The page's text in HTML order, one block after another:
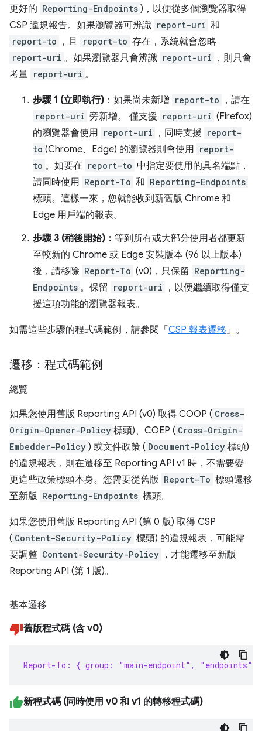
更好的 Reporting-Endpoints )，以便從多個瀏覽器取得
CSP 違規報告。如果瀏覽器可辨識 report-uri 和
report-to ，且 report-to 存在，系統就會忽略
report-uri 。如果瀏覽器只會辨識 report-uri
，則只會
考量 report-uri 。
步驟 1 (立即執行) ：如果尚未新增 report-to ，請在
report-uri 旁新增。 僅支援 report-uri (Firefox)
的瀏覽器會使用 report-uri ，同時支援 report-
to (Chrome、Edge) 的瀏覽器則會使用 report-
to 。如要在 report-to 中指定要使用的具名端點，
請同時使用 Report-To 和 Reporting-Endpoints
標頭。這樣一來，您就能收到新舊版 Chrome 和
Edge 用戶端的報表。
步驟 3 (稍後開始)： 等到所有或大部分使用者都更新
至較新的 Chrome 或 Edge 安裝版本 (96 以上版本)
後，請移除 Report-To (v0)，只保留 Reporting-
Endpoints 。保留 report-uri
，以便繼續取得僅支
援這項功能的瀏覽器報表。
如需這些步驟的程式碼範例，請參閱「CSP 報表遷移 」。
遷移：程式碼範例
總覽
如果您使用舊版 Reporting API (v0) 取得 COOP ( Cross-
Origin-Opener-Policy 標頭)、COEP ( Cross-Origin-
Embedder-Policy ) 或文件政策 ( Document-Policy 標頭)
的違規報表，則在遷移至 Reporting API v1 時，不需要變
更這些政策標頭本身。您需要從舊版 Report-To 標頭遷移
至新版 Reporting-Endpoints 標頭。
如果您使用舊版 Reporting API (第 0 版) 取得 CSP
( Content-Security-Policy 標頭) 的違規報表，可能需
要調整 Content-Security-Policy ，才能遷移至新版
Reporting API (第 1 版)。
基本遷移
舊版程式碼 (含 v0)
Report-To: { group: "main-endpoint",
新程式碼 (同時使用 v0 和 v1 的轉移程式碼)